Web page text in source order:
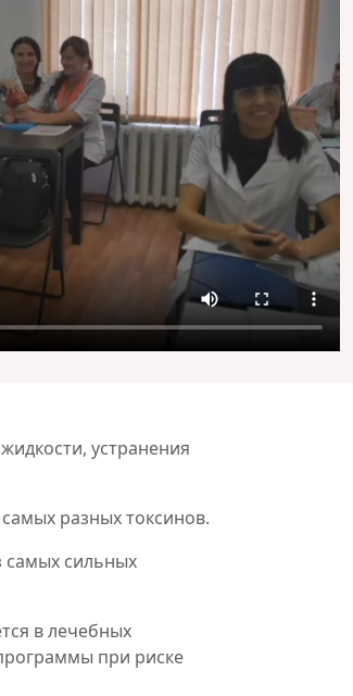
устранения
разных токсинов.
самых сильных
в лечебных
при риске